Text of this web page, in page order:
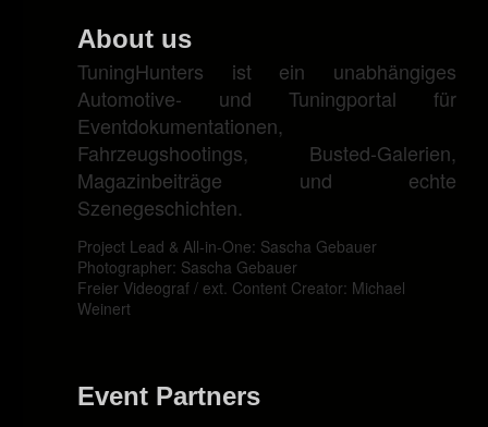
About us
TuningHunters ist ein unabhängiges
Automotive- und Tuningportal für
Eventdokumentationen,
Fahrzeugshootings, Busted-Galerien,
Magazinbeiträge und echte
Szenegeschichten.
Project Lead & All-in-One: Sascha Gebauer
Photographer: Sascha Gebauer
Freier Videograf / ext. Content Creator: Michael
Weinert
Event Partners